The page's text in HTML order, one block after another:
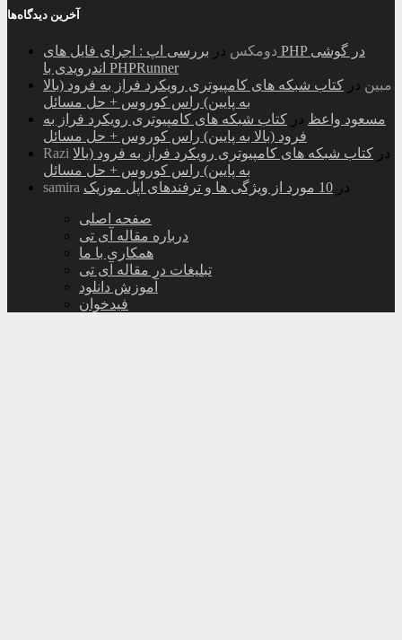
آخرین دیدگاه‌ها
دومکس در بررسی اپ : اجرای فایل های PHP در گوشی
اندرویدی با PHPRunner
مبین در کتاب شبکه های کامپیوتری رویکرد فراز به فرود (بالا
به پایین) راس کوروس + حل مسائل
مسعود واعظ در کتاب شبکه های کامپیوتری رویکرد فراز به
فرود (بالا به پایین) راس کوروس + حل مسائل
Razi
در کتاب شبکه های کامپیوتری رویکرد فراز به فرود (بالا
به پایین) راس کوروس + حل مسائل
samira
در 10 مورد از ویژگی ها و ترفندهای اپل موزیک
صفحه اصلی
درباره مقاله آی تی
همکاری با ما
تبلیغات در مقاله آی تی
آموزش دانلود
فیدخوان